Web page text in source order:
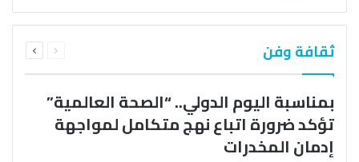
ثقافة وفن الصفحةالصفحة
بمناسبة اليوم الدولي.. “الصحة العالمية”
تؤكد ضرورة اتباع نهج متكامل لمواجهة
إدمان المخدرات